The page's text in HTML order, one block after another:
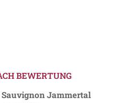
BEWERTUNG
Sauvignon Jammertal